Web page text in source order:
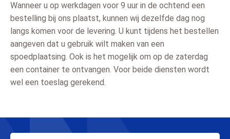
Wanneer u op werkdagen voor 9 uur in de ochtend een
bestelling bij ons plaatst, kunnen wij dezelfde dag nog
langs komen voor de levering. U kunt tijdens het bestellen
aangeven dat u gebruik wilt maken van een
spoedplaatsing. Ook is het mogelijk om op de zaterdag
een container te ontvangen. Voor beide diensten wordt
wel een toeslag gerekend.